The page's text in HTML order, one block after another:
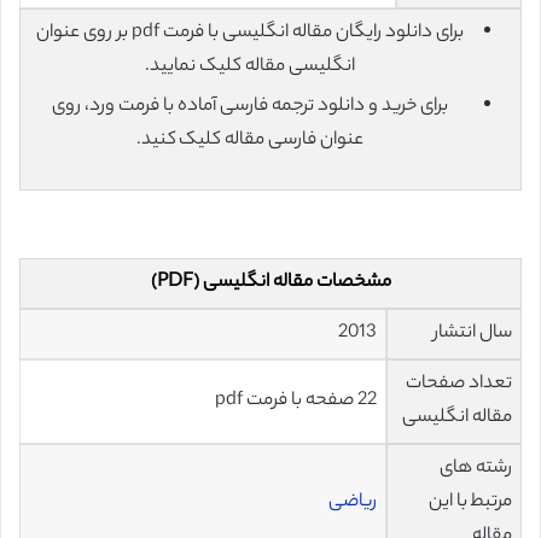
برای دانلود رایگان مقاله انگلیسی با فرمت pdf بر روی عنوان
انگلیسی مقاله کلیک نمایید.
برای خرید و دانلود ترجمه فارسی آماده با فرمت ورد، روی
عنوان فارسی مقاله کلیک کنید.
مشخصات مقاله انگلیسی (PDF)
سال انتشار
2013
تعداد صفحات
مقاله انگلیسی
22 صفحه با فرمت pdf
رشته های
مرتبط با این
ریاضی